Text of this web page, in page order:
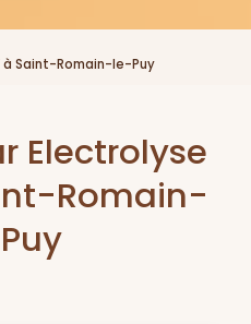
à Saint-Romain-le-Puy
Electrolyse
Romain-